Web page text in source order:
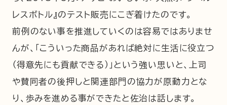
レスボトル』のテスト販売にこぎ着けたのです。
前例のない事を推進していくのは容易ではありませ
んが、「こういった商品があれば絶対に生活に役立つ
（得意先にも貢献できる）」という強い思いと、上司
や賛同者の後押しと関連部門の協力が原動力とな
り、歩みを進める事ができたと佐治は話します。